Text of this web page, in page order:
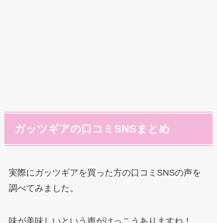
ガッツギアの口コミSNSまとめ
実際にガッツギアを買った方の口コミSNSの声を
調べてみました。
味が美味しいという声がけっこうありますね！